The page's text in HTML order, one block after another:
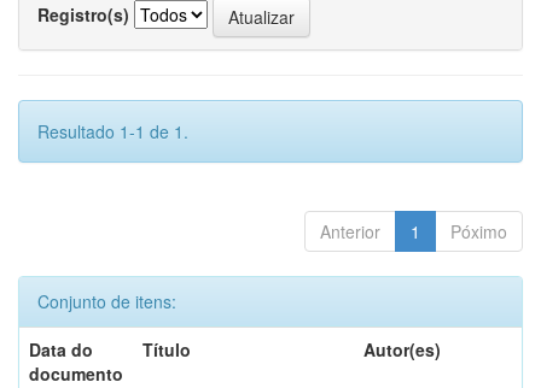
Registro(s)
Resultado 1-1 de 1.
Anterior 1 Póximo
Conjunto de itens:
Data do
documento
Título Autor(es)